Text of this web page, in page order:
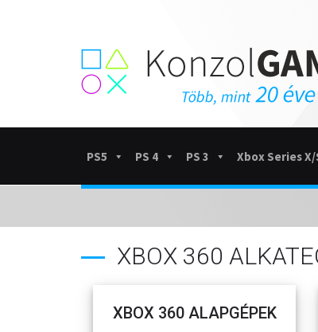
PS5 PS 4 PS 3 Xbox Series X/
XBOX 360
XBOX 360 ALAPGÉPEK